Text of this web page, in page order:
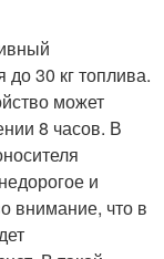
до 30 кг топлива.
может
8 часов. В
и
внимание, что в